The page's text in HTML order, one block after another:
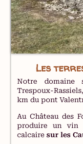
Les
Notre
Trespoux-
km du pont
Au Château des
produire un vin
calcairesur les